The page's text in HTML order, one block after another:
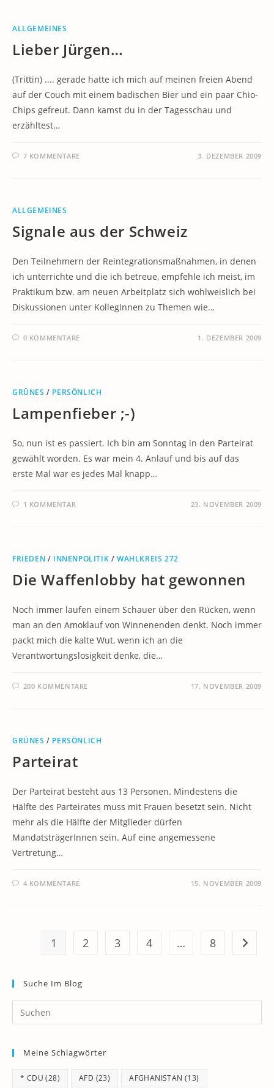
ALLGEMEINES
Lieber Jürgen…
(Trittin) .... gerade hatte ich mich auf meinen freien Abend
auf der Couch mit einem badischen Bier und ein paar Chio-
Chips gefreut. Dann kamst du in der Tagesschau und
erzähltest…
7 KOMMENTARE 3. DEZEMBER 2009
ALLGEMEINES
Signale aus der Schweiz
Den Teilnehmern der Reintegrationsmaßnahmen, in denen
ich unterrichte und die ich betreue, empfehle ich meist, im
Praktikum bzw. am neuen Arbeitplatz sich wohlweislich bei
Diskussionen unter KollegInnen zu Themen wie…
0 KOMMENTARE 1. DEZEMBER 2009
GRÜNES / PERSÖNLICH
Lampenfieber ;-)
So, nun ist es passiert. Ich bin am Sonntag in den Parteirat
gewählt worden. Es war mein 4. Anlauf und bis auf das
erste Mal war es jedes Mal knapp…
1 KOMMENTAR 23. NOVEMBER 2009
FRIEDEN / INNENPOLITIK /WAHLKREIS 272
Die Waffenlobby hat gewonnen
Noch immer laufen einem Schauer über den Rücken, wenn
man an den Amoklauf von Winnenenden denkt. Noch immer
packt mich die kalte Wut, wenn ich an die
Verantwortungslosigkeit denke, die…
200 KOMMENTARE 17. NOVEMBER 2009
GRÜNES / PERSÖNLICH
Parteirat
Der Parteirat besteht aus 13 Personen. Mindestens die
Hälfte des Parteirates muss mit Frauen besetzt sein. Nicht
mehr als die Hälfte der Mitglieder dürfen
MandatsträgerInnen sein. Auf eine angemessene
Vertretung…
4 KOMMENTARE 15. NOVEMBER 2009
1 2 3 4 … 8 Zur
Suche Im Blog
Meine Schlagwörter
* CDU (28) AFD (23) AFGHANISTAN (13)